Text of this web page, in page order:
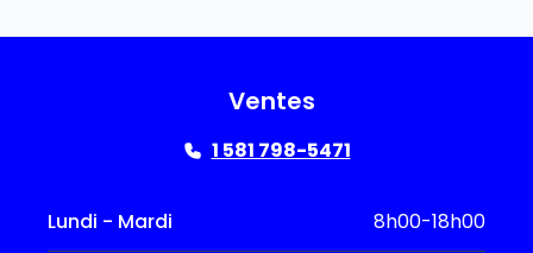
Ventes
1 581 798-5471
Lundi - Mardi 8h00-18h00